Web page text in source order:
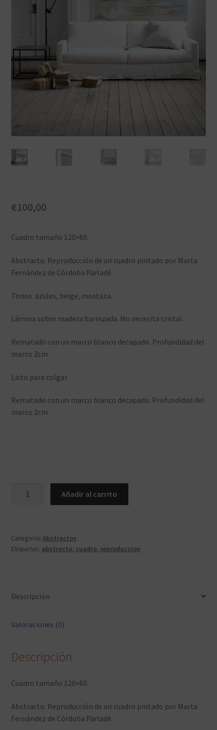
€100,00
Cuadro tamaño 120×60.
Abstracto. Reproducción de un cuadro pintado por Marta
Fernández de Córdoba Parladé.
Tonos azules, beige, mostaza.
Lámina sobre madera barnizada. No necesita cristal.
Rematado con un marco blanco decapado. Profundidad del
marco 2cm.
Listo para colgar.
Rematado con un marco blanco decapado. Profundidad del
marco 2cm.
Añadir al carrito
Categoría: Abstractos
Etiquetas: abstracto, cuadro, reproduccion
Descripción
Valoraciones (0)
Descripción
Cuadro tamaño 120×60.
Abstracto. Reproducción de un cuadro pintado por Marta
Fernández de Córdoba Parladé.